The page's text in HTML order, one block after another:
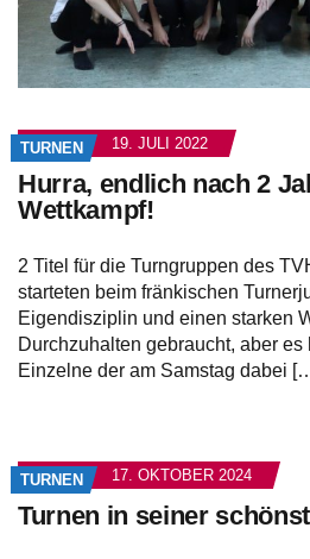
TURNEN 19. JULI 2022
Hurra, endlich nach 2
Wettkampf!
2 Titel für die Turngruppen des
starteten beim fränkischen
Eigendisziplin und einen starken
Durchzuhalten gebraucht, aber
Einzelne der am Samstag dabei
TURNEN 17. OKTOBER 2024
Turnen in seiner